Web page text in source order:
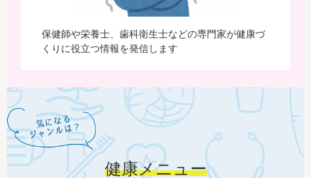
保健師や栄養士、歯科衛生士などの専門家が健康づ
くりに役立つ情報を発信します
健康メニュー